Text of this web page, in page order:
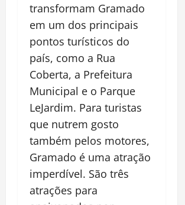
transformam Gramado
em um dos principais
pontos turísticos do
país, como a Rua
Coberta, a Prefeitura
Municipal e o Parque
LeJardim. Para turistas
que nutrem gosto
também pelos motores,
Gramado é uma atração
imperdível. São três
atrações para